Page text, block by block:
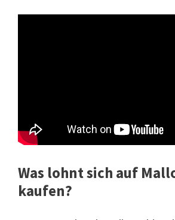
Was lohnt sich auf
kaufen?